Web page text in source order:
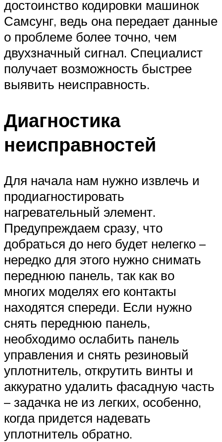
достоинство кодировки машинок
Самсунг, ведь она передает данные
о проблеме более точно, чем
двухзначный сигнал. Специалист
получает возможность быстрее
выявить неисправность.
Диагностика
неисправностей
Для начала нам нужно извлечь и
продиагностировать
нагревательный элемент.
Предупреждаем сразу, что
добраться до него будет нелегко –
нередко для этого нужно снимать
переднюю панель, так как во
многих моделях его контакты
находятся спереди. Если нужно
снять переднюю панель,
необходимо ослабить панель
управления и снять резиновый
уплотнитель, открутить винты и
аккуратно удалить фасадную часть
– задачка не из легких, особенно,
когда придется надевать
уплотнитель обратно.